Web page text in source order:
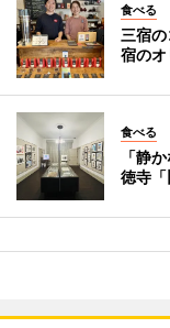
食べる
三宿
宿の
食べる
「静
徳寺